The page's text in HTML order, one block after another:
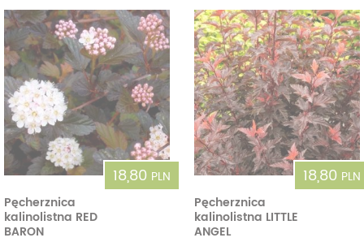
18,80 PLN
Pęcherznica
kalinolistna RED
BARON
18,80 PLN
Pęcherznica
kalinolistna LITTLE
ANGEL